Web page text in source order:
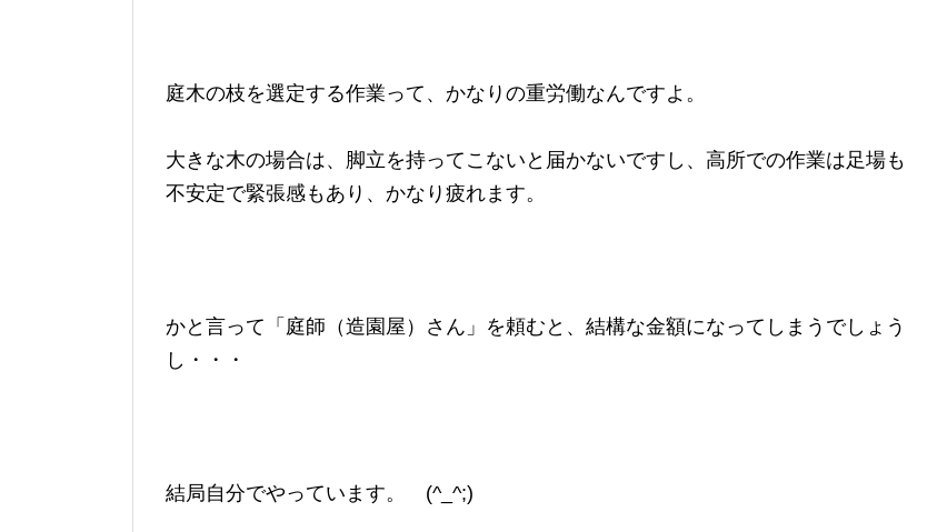
庭木の枝を選定する作業って、かなりの重労働なんですよ。
大きな木の場合は、脚立を持ってこないと届かないですし、高所での作業は足場も
不安定で緊張感もあり、かなり疲れます。
かと言って「庭師（造園屋）さん」を頼むと、結構な金額になってしまうでしょう
し・・・
結局自分でやっています。 (^_^;)